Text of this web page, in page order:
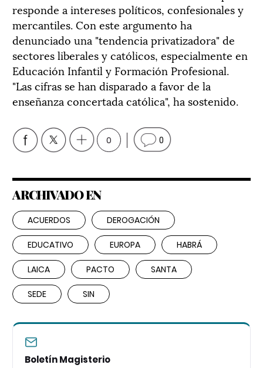
responde a intereses políticos, confesionales y
mercantiles. Con este argumento ha
denunciado una "tendencia privatizadora" de
sectores liberales y católicos, especialmente en
Educación Infantil y Formación Profesional.
"Las cifras se han disparado a favor de la
enseñanza concertada católica", ha sostenido.
0 0
ARCHIVADO EN
ACUERDOS DEROGACIÓN
EDUCATIVO EUROPA HABRÁ
LAICA PACTO SANTA
SEDE SIN
Boletín Magisterio